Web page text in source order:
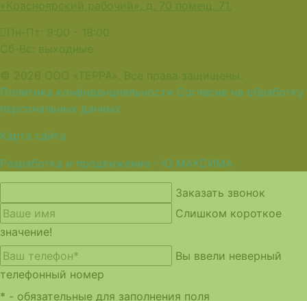
«Красноярский рабочий», д. 70 помещ. 71.
Пн-Пт: 9:00 - 18:00
Сб-Вс: выходные
© 2026 ООО «ТЕРРА». Все права защищены.
Политика конфиденциальности Согласие на обработку
персональных данных
Карта сайта
Разработка и продвижение - IQ МАКСИМА
Заказать звонок
Слишком короткое
значение!
Вы ввели неверный
телефонный номер
* - обязательные для заполнения поля